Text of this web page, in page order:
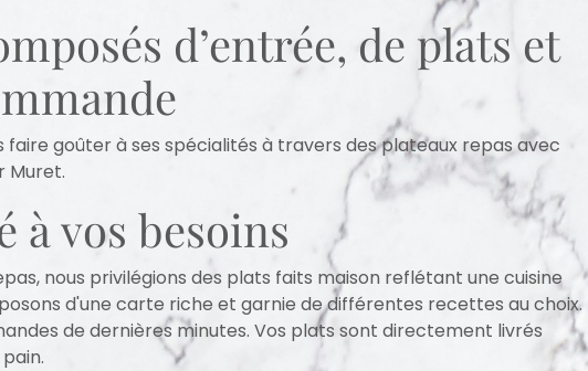
d’entrée, de plats et
goûter à ses spécialités à travers des plateaux repas avec
Muret.
à vos besoins
nous privilégions des plats faits maison reflétant une cuisine
d'une carte riche et garnie de différentes recettes au choix.
de dernières minutes. Vos plats sont directement livrés